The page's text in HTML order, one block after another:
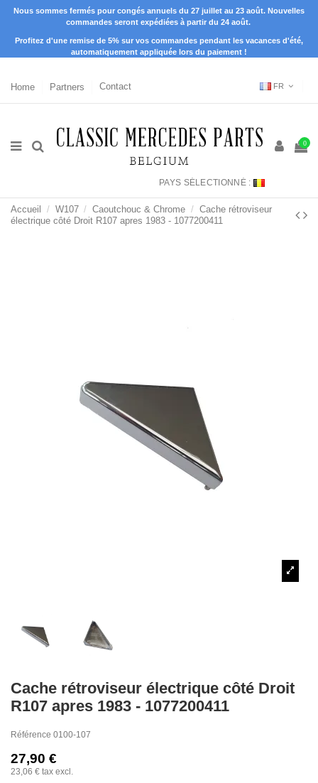
Nous sommes fermés pour congés annuels du 27 juillet au 23 août. Nouvelles
commandes seront expédiées à partir du 24 août.
Profitez d'une remise de 5% sur vos commandes pendant les vacances d'été,
automatiquement appliquée lors du paiement !
Home Partners Contact FR
0
PAYS SÉLECTIONNÉ :
Accueil W107 Caoutchouc & Chrome
Cache rétroviseur
électrique côté Droit R107 apres 1983 - 1077200411
Cache rétroviseur électrique côté Droit
R107 apres 1983 - 1077200411
Référence 0100-107
27,90 €
23,06 € tax excl.